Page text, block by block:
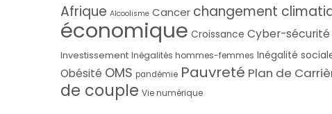
Afrique Alcoolisme Cancer changement
économique Croissance Cyber-sécurité
Investissement Inégalités hommes-femmes Inégalité
Obésité OMS pandémie Pauvreté Plan de
de couple Vie numérique